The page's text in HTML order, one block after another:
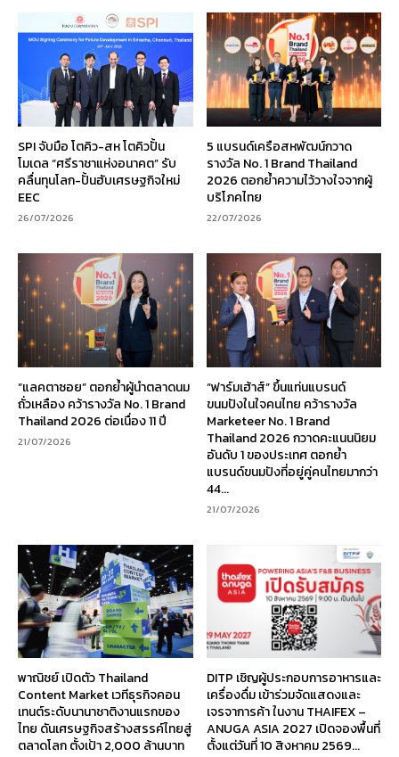
SPI จับมือ โตคิว-สห โตคิวปั้น
โมเดล “ศรีราชาแห่งอนาคต” รับ
คลื่นทุนโลก-ปั้นฮับเศรษฐกิจใหม่
EEC
26/07/2026
5 แบรนด์เครือสหพัฒน์กวาด
รางวัล No. 1 Brand Thailand
2026 ตอกย้ำความไว้วางใจจากผู้
บริโภคไทย
22/07/2026
“แลคตาซอย” ตอกย้ำผู้นำตลาดนม
ถั่วเหลือง คว้ารางวัล No. 1 Brand
Thailand 2026 ต่อเนื่อง 11 ปี
21/07/2026
“ฟาร์มเฮ้าส์” ขึ้นแท่นแบรนด์
ขนมปังในใจคนไทย คว้ารางวัล
Marketeer No. 1 Brand
Thailand 2026 กวาดคะแนนนิยม
อันดับ 1 ของประเทศ ตอกย้ำ
แบรนด์ขนมปังที่อยู่คู่คนไทยมากว่า
44...
21/07/2026
พาณิชย์ เปิดตัว Thailand
Content Market เวทีธุรกิจคอน
เทนต์ระดับนานาชาติงานแรกของ
ไทย ดันเศรษฐกิจสร้างสรรค์ไทยสู่
ตลาดโลก ตั้งเป้า 2,000 ล้านบาท
DITP เชิญผู้ประกอบการอาหารและ
เครื่องดื่ม เข้าร่วมจัดแสดงและ
เจรจาการค้า ในงาน THAIFEX –
ANUGA ASIA 2027 เปิดจองพื้นที่
ตั้งแต่วันที่ 10 สิงหาคม 2569...